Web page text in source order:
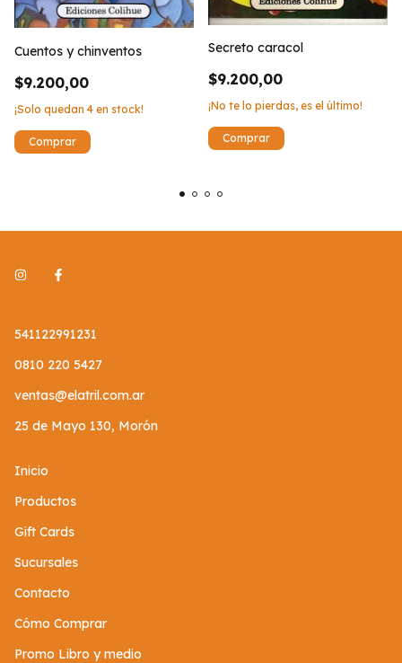
Cuentos y chinventos
$9.200,00
¡Solo quedan 4 en stock!
Secreto caracol
$9.200,00
¡No te lo pierdas, es el último!
541122991231
0810 220 5427
ventas@elatril.com.ar
25 de Mayo 130, Morón
Inicio
Productos
Gift Cards
Sucursales
Contacto
Cómo Comprar
Promo Libro y medio